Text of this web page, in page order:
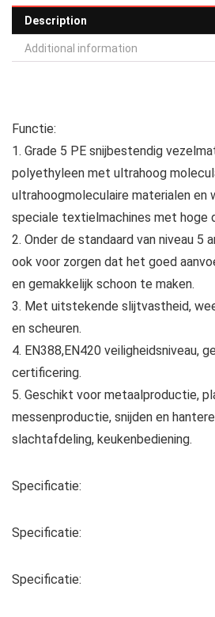
Description
Additional information
Functie:
1. Grade 5 PE snijbestendig
polyethyleen met ultrahoog
ultrahoogmoleculaire materialen en
speciale textielmachines met hoge
2. Onder de standaard van niveau 5
ook voor zorgen dat het goed
en gemakkelijk schoon te maken.
3. Met uitstekende slijtvastheid,
en scheuren.
4. EN388,EN420 veiligheidsniveau,
certificering.
5. Geschikt voor metaalproductie,
messenproductie, snijden en
slachtafdeling, keukenbediening.
Specificatie:
Specificatie:
Specificatie: